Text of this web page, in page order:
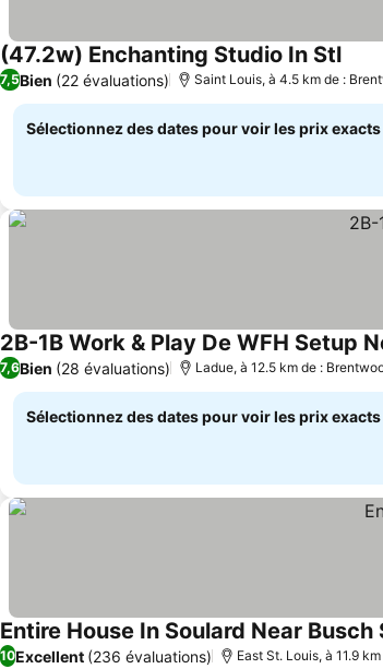
(47.2w) Enchanting Studio In Stl
7,5Bien (22 évaluations) Saint Louis, à 4.5 km de :
Sélectionnez des dates pour voir les prix exacts
2B-1B Work & Play De WFH Setup
7,6Bien (28 évaluations) Ladue, à 12.5 km de :
Sélectionnez des dates pour voir les prix exacts
Entire House In Soulard Near Busch
10Excellent (236 évaluations) East St. Louis, à 11.9